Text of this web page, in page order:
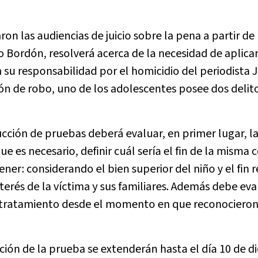
las audiencias de juicio sobre la pena a partir
Bordón, resolverá acerca de la necesidad de
responsabilidad por el homicidio del periodista
de robo, uno de los adolescentes posee dos
de pruebas deberá evaluar, en primer lugar,
es necesario, definir cuál sería el fin de la
considerando el bien superior del niño y el fin
de la víctima y sus familiares. Además debe
desde el momento en que
de la prueba se extenderán hasta el día 10 de